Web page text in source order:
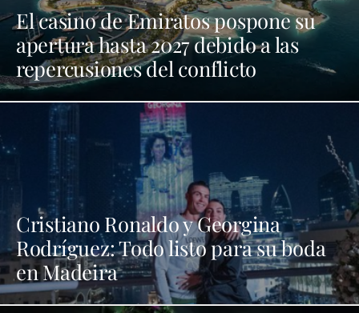
El casino de Emiratos pospone su
apertura hasta 2027 debido a las
repercusiones del conflicto
Cristiano Ronaldo y Georgina
Rodríguez: Todo listo para su boda
en Madeira